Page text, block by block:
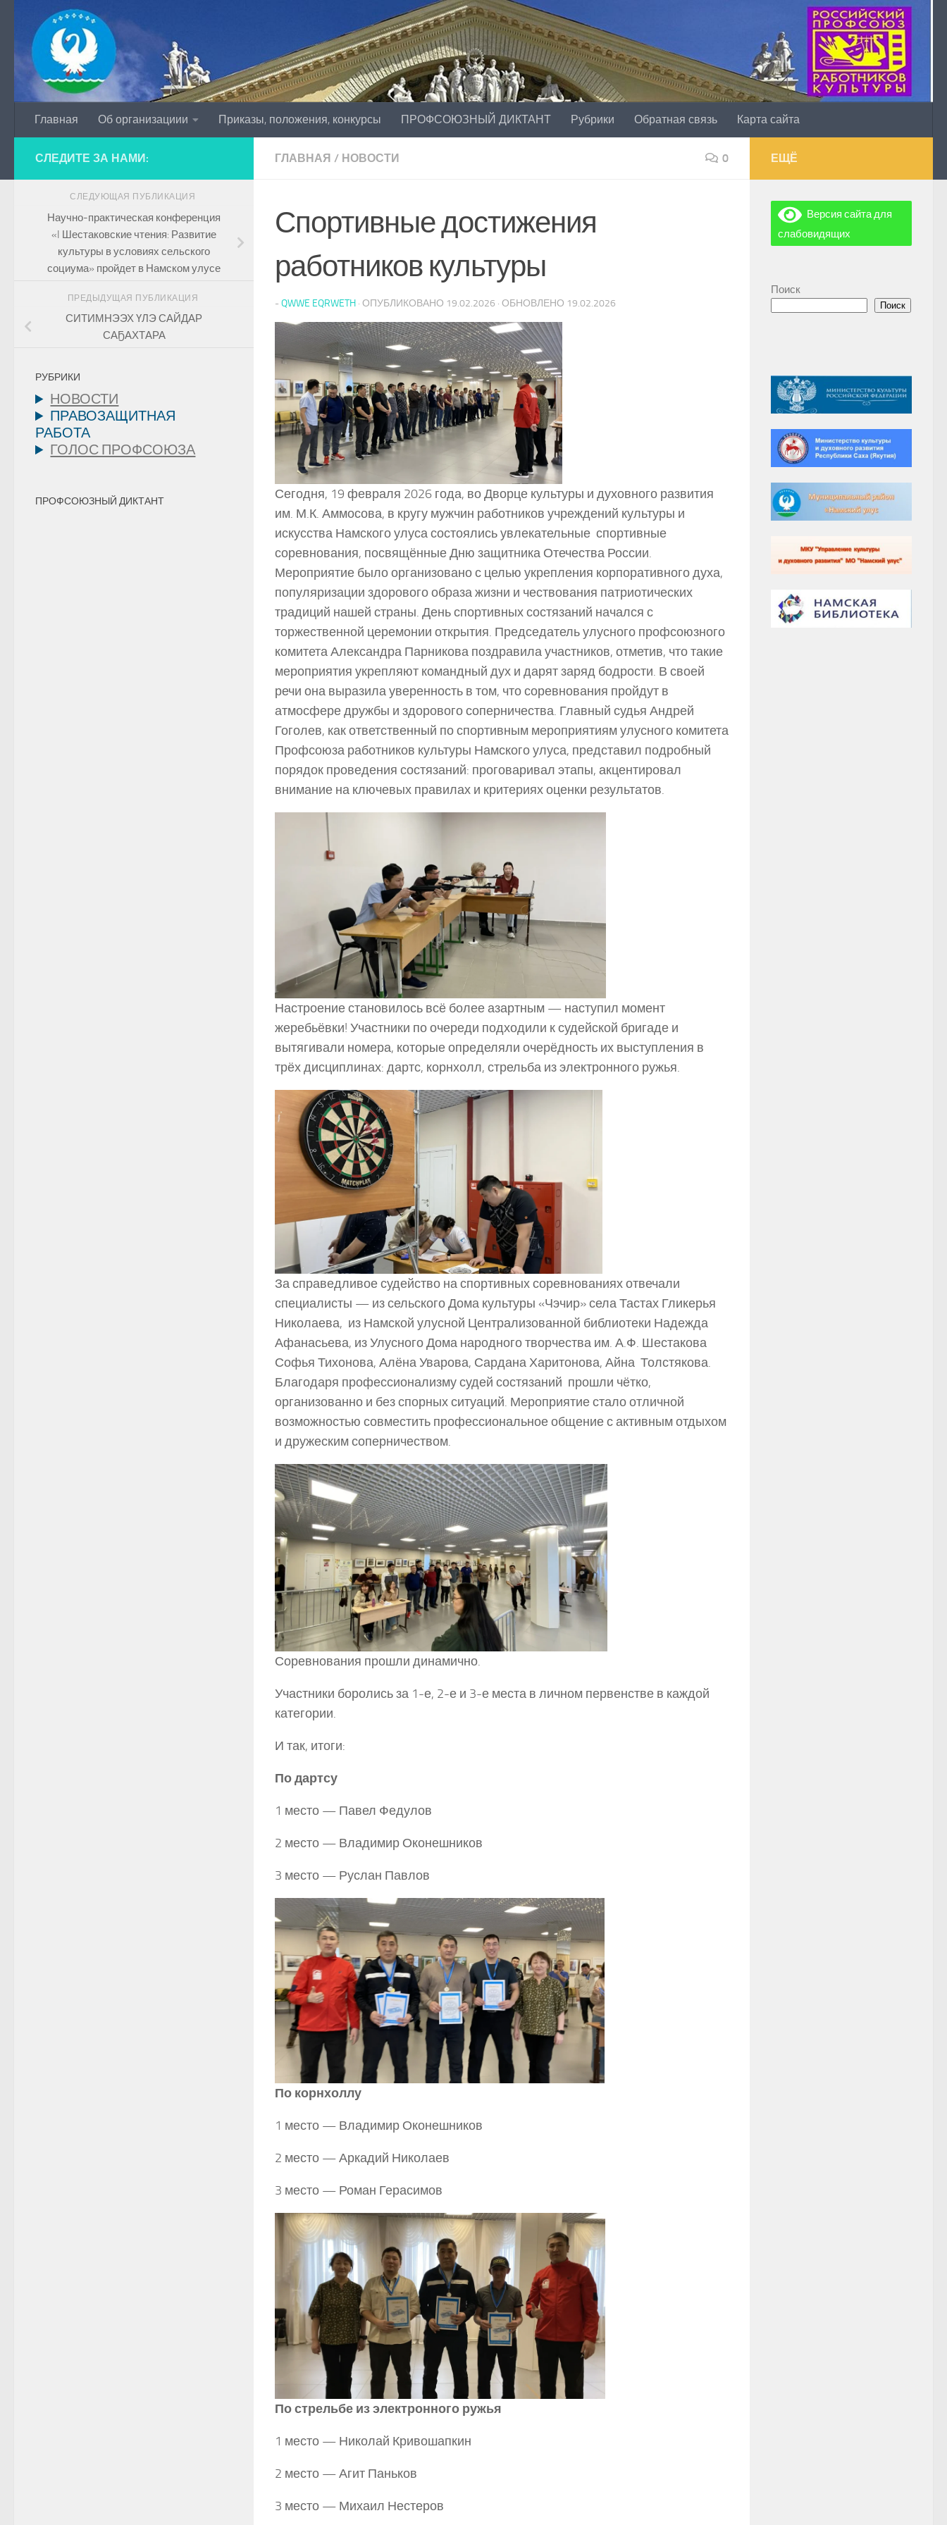
Перейти к содержимому
Главная Об организациии Приказы, положения, конкурсы ПРОФСОЮЗНЫЙ ДИКТАНТ Рубрики Обратная связь Карта сайта
ГЛАВНАЯ / НОВОСТИ 0
Спортивные достижения
работников культуры
- QWWE EQRWETH · ОПУБЛИКОВАНО 19.02.2026 · ОБНОВЛЕНО 19.02.2026
Сегодня, 19 февраля 2026 года, во Дворце культуры и духовного развития
им. М.К. Аммосова, в кругу мужчин работников учреждений культуры и
искусства Намского улуса состоялись увлекательные спортивные
соревнования, посвящённые Дню защитника Отечества России.
Мероприятие было организовано с целью укрепления корпоративного духа,
популяризации здорового образа жизни и чествования патриотических
традиций нашей страны. День спортивных состязаний начался с
торжественной церемонии открытия. Председатель улусного профсоюзного
комитета Александра Парникова поздравила участников, отметив, что такие
мероприятия укрепляют командный дух и дарят заряд бодрости. В своей
речи она выразила уверенность в том, что соревнования пройдут в
атмосфере дружбы и здорового соперничества. Главный судья Андрей
Гоголев, как ответственный по спортивным мероприятиям улусного комитета
Профсоюза работников культуры Намского улуса, представил подробный
порядок проведения состязаний: проговаривал этапы, акцентировал
внимание на ключевых правилах и критериях оценки результатов.
Настроение становилось всё более азартным — наступил момент
жеребьёвки! Участники по очереди подходили к судейской бригаде и
вытягивали номера, которые определяли очерёдность их выступления в
трёх дисциплинах: дартс, корнхолл, стрельба из электронного ружья.
За справедливое судейство на спортивных соревнованиях отвечали
специалисты — из сельского Дома культуры «Чэчир» села Тастах Гликерья
Николаева, из Намской улусной Централизованной библиотеки Надежда
Афанасьева, из Улусного Дома народного творчества им. А.Ф. Шестакова
Софья Тихонова, Алёна Уварова, Сардана Харитонова, Айна Толстякова.
Благодаря профессионализму судей состязаний прошли чётко,
организованно и без спорных ситуаций. Мероприятие стало отличной
возможностью совместить профессиональное общение с активным отдыхом
и дружеским соперничеством.
Соревнования прошли динамично.
Участники боролись за 1-е, 2-е и 3-е места в личном первенстве в каждой
категории.
И так, итоги:
По дартсу
1 место — Павел Федулов
2 место — Владимир Оконешников
3 место — Руслан Павлов
По корнхоллу
1 место — Владимир Оконешников
2 место — Аркадий Николаев
3 место — Роман Герасимов
По стрельбе из электронного ружья
1 место — Николай Кривошапкин
2 место — Агит Паньков
3 место — Михаил Нестеров
СЛЕДИТЕ ЗА НАМИ:
СЛЕДУЮЩАЯ ПУБЛИКАЦИЯ
Научно-практическая конференция
«I Шестаковские чтения: Развитие
культуры в условиях сельского
социума» пройдет в Намском улусе
ПРЕДЫДУЩАЯ ПУБЛИКАЦИЯ
СИТИМНЭЭХ ҮЛЭ САЙДАР
САҔАХТАРА
РУБРИКИ
НОВОСТИ
ПРАВОЗАЩИТНАЯ
РАБОТА
ГОЛОС ПРОФСОЮЗА
ПРОФСОЮЗНЫЙ ДИКТАНТ
ЕЩЁ
Версия сайта для
слабовидящих
Поиск
Поиск